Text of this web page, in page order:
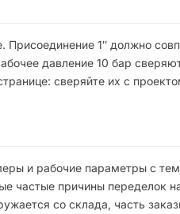
1″ должно
давление 10 бар
сверяйте их с
и рабочие параметры с
причины переделок
со склада, часть